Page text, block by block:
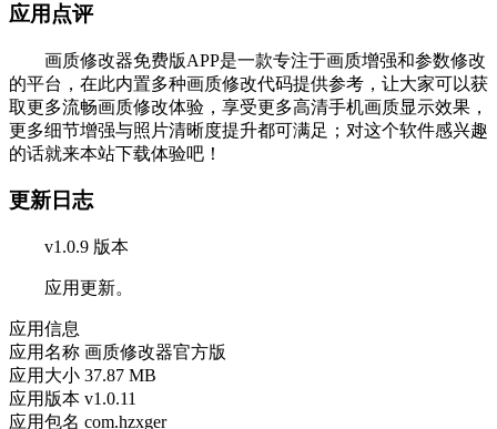
应用点评
画质修改器免费版APP是一款专注于画质增强和参数修改
的平台，在此内置多种画质修改代码提供参考，让大家可以获
取更多流畅画质修改体验，享受更多高清手机画质显示效果，
更多细节增强与照片清晰度提升都可满足；对这个软件感兴趣
的话就来本站下载体验吧！
更新日志
v1.0.9 版本
应用更新。
应用信息
应用名称 画质修改器官方版
应用大小 37.87 MB
应用版本 v1.0.11
应用包名 com.hzxger